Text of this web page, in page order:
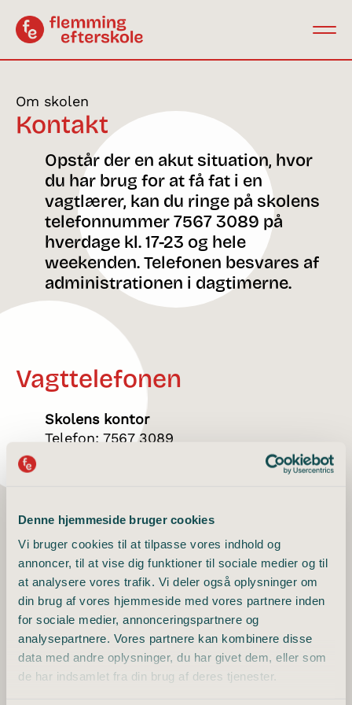
Denne hjemmeside bruger cookies
Vi bruger cookies til at tilpasse vores indhold og
annoncer, til at vise dig funktioner til sociale medier og til
at analysere vores trafik. Vi deler også oplysninger om
din brug af vores hjemmeside med vores partnere inden
for sociale medier, annonceringspartnere og
analysepartnere. Vores partnere kan kombinere disse
data med andre oplysninger, du har givet dem, eller som
de har indsamlet fra din brug af deres tjenester.
Værdier og historie
Medarbejdere
Faciliteter og udlejning
Godt at vide
Flexholdet
Om skolen
Kontakt
Opstår der en akut situation, hvor
du har brug for at få fat i en
vagtlærer, kan du ringe på skolens
telefonnummer 7567 3089 på
hverdage kl. 17-23 og hele
weekenden. Telefonen besvares af
administrationen i dagtimerne.
Vagttelefonen
Skolens kontor
Telefon: 7567 3089
Email: info@flemmingefterskole.dk
Fredag 08-14
Du finder os her
Skolesvinget 1, 8762 Flemming
Ved arrangementer anbefaler vi, at du
parkerer på den store parkeringsplads bag